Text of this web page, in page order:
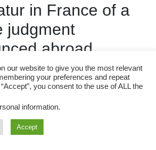
in France of a
judgment
abroad
our website to give you the most relevant
your preferences and repeat
you consent to the use of ALL the
information.
Accept